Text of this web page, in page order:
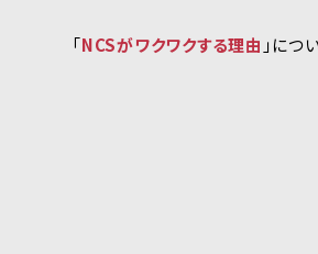
「NCSがワクワクする理由 」につ